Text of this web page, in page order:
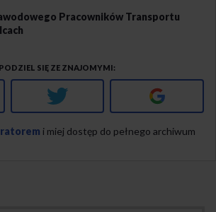
Pracowników Transportu
PODZIEL SIĘ ZE ZNAJOMYMI
Twitter Google+
i miej dostęp do pełnego archiwum